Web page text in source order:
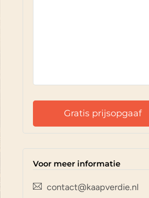
Voor meer informatie
contact@kaapverdie.nl